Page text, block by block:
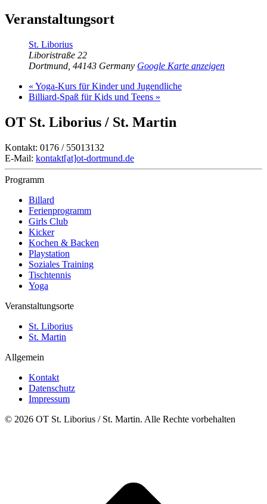
Veranstaltungsort
St. Liborius
Liboristraße 22
Dortmund 44143 Germany Google Karte anzeigen
« Yoga-Kurs für Kinder und Jugendliche
Billiard-Spaß für Kids und Teens »
OT St. Liborius / St. Martin
Kontakt: 0176 / 55013132
E-Mail: kontakt[at]ot-dortmund.de
Programm
Billard
Ferienprogramm
Girls Club
Kicker
Kochen & Backen
Playstation
Soziales Training
Tischtennis
Yoga
Veranstaltungsorte
St. Liborius
St. Martin
Allgemein
Kontakt
Datenschutz
Impressum
© 2026 OT St. Liborius / St. Martin. Alle Rechte vorbehalten